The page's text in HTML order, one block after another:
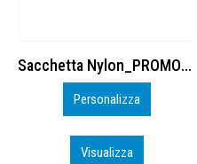
Cuffia Poliestere
Inizia a Personalizzare
Visualizza